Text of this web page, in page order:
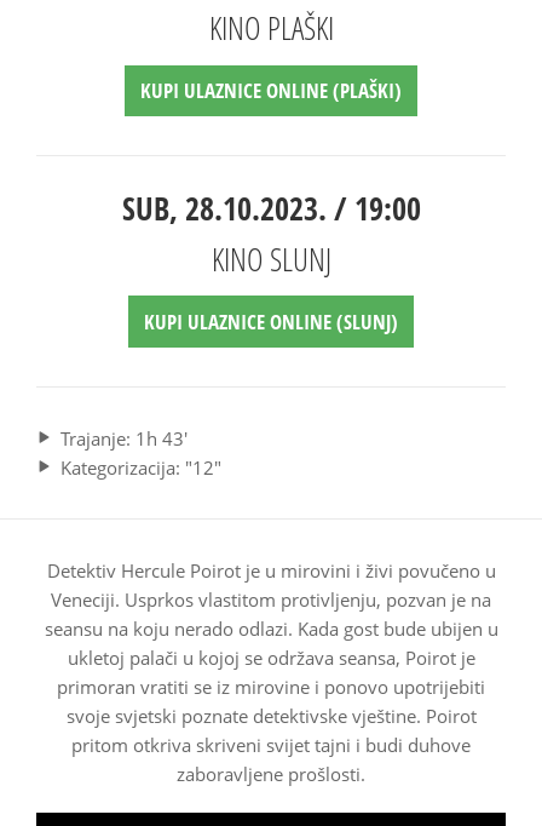
KINO PLAŠKI
KUPI ULAZNICE ONLINE (PLAŠKI)
SUB, 28.10.2023. / 19:00
KINO SLUNJ
KUPI ULAZNICE ONLINE (SLUNJ)
Trajanje: 1h 43'
Kategorizacija: "12"
Detektiv Hercule Poirot je u mirovini i živi povučeno u
Veneciji. Usprkos vlastitom protivljenju, pozvan je na
seansu na koju nerado odlazi. Kada gost bude ubijen u
ukletoj palači u kojoj se održava seansa, Poirot je
primoran vratiti se iz mirovine i ponovo upotrijebiti
svoje svjetski poznate detektivske vještine. Poirot
pritom otkriva skriveni svijet tajni i budi duhove
zaboravljene prošlosti.